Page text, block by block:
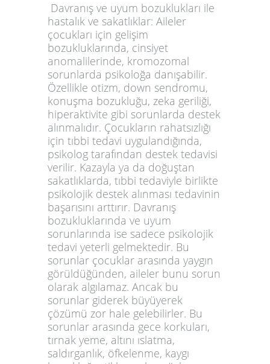
Davranış ve uyum bozuklukları ile
hastalık ve sakatlıklar: Aileler
çocukları için gelişim
bozukluklarında, cinsiyet
anomalilerinde, kromozomal
sorunlarda psikoloğa danışabilir.
Özellikle otizm, down sendromu,
konuşma bozukluğu, zeka geriliği,
hiperaktivite gibi sorunlarda destek
alınmalıdır. Çocukların rahatsızlığı
için tıbbi tedavi uygulandığında,
psikolog tarafından destek tedavisi
verilir. Kazayla ya da doğuştan
sakatlıklarda, tıbbi tedaviyle birlikte
psikolojik destek alınması tedavinin
başarısını arttırır. Davranış
bozukluklarında ve uyum
sorunlarında ise sadece psikolojik
tedavi yeterli gelmektedir. Bu
sorunlar çocuklar arasında yaygın
görüldüğünden, aileler bunu sorun
olarak algılamaz. Ancak bu
sorunlar giderek büyüyerek
çözümü zor hale gelebilirler. Bu
sorunlar arasında gece korkuları,
tırnak yeme, altını ıslatma,
saldırganlık, öfkelenme, kaygı